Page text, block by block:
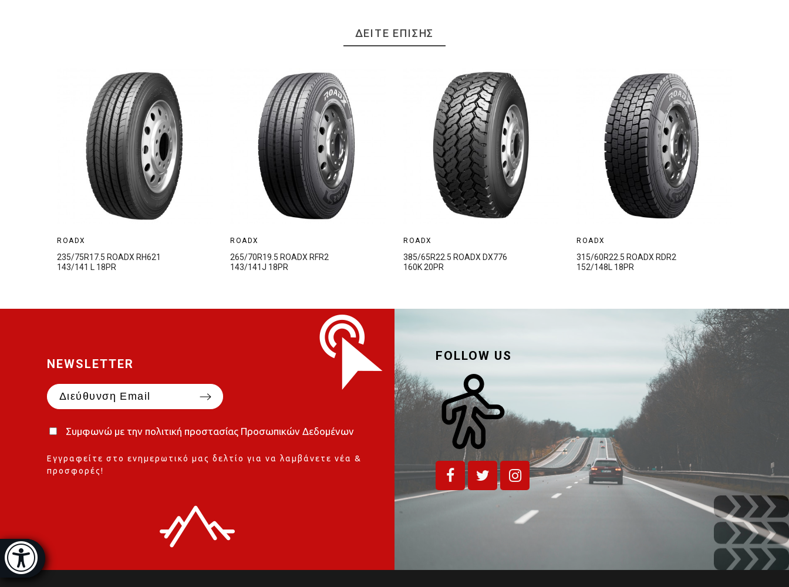
ΔΕΊΤΕ ΕΠΊΣΗΣ
ROADX
235/75R17.5 ROADX RH621
143/141 L 18PR
ROADX
265/70R19.5 ROADX RFR2
143/141J 18PR
ROADX
385/65R22.5 ROADX DX776
160K 20PR
ROADX
315/60R22.5 ROADX RDR2
152/148L 18PR
NEWSLETTER
Συμφωνώ με την πολιτική προστασίας Προσωπικών Δεδομένων
Εγγραφείτε στο ενημερωτικό μας δελτίο για να λαμβάνετε νέα &
προσφορές!
FOLLOW US